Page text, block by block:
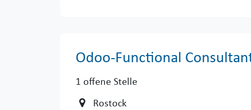
Odoo-Functional
1 offene Stelle
Rostock